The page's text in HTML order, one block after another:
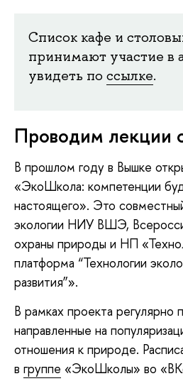
Список кафе и
принимают участие в
увидеть поссылке.
Проводим лекции
В прошлом году в Вышке
«ЭкоШкола: компетенции
настоящего». Это
экологии НИУ ВШЭ,
охраны природы и НП
платформа “Технологии
развития”».
В рамках проекта регулярно
направленные на
отношения к природе.
в группе «ЭкоШколы» во